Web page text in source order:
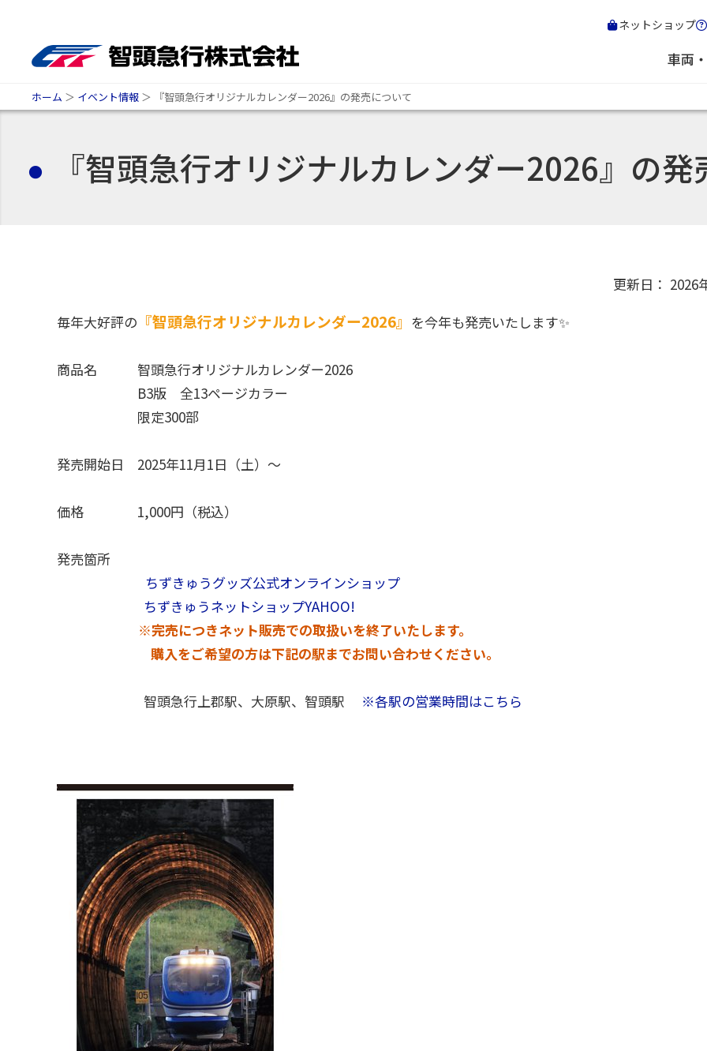
ネットショップ
車両
ホーム ＞ イベント情報 ＞ 『智頭急行オリジナルカレンダー2026』の発売について
『智頭急行オリジナルカレンダー2026』の
更新日： 2026
毎年大好評の 『智頭急行オリジナルカレンダー2026』 を今年も発売いたします✨
商品名 智頭急行オリジナルカレンダー2026
B3版 全13ページカラー
限定300部
発売開始日 2025年11月1日（土）～
価格 1,000円（税込）
発売箇所
ちずきゅうグッズ公式オンラインショップ
ちずきゅうネットショップYAHOO!
※完売につきネット販売での取扱いを終了いたします。
購入をご希望の方は下記の駅までお問い合わせください。
智頭急行上郡駅、大原駅、智頭駅 ※各駅の営業時間はこちら